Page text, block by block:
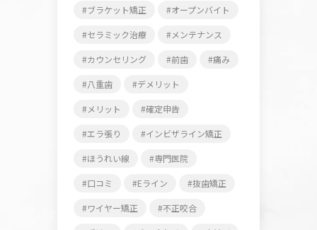
ブラケット矯正 オープンバイト
セラミック治療 メンテナンス
カウンセリング 前歯 痛み
八重歯 デメリット
メリット 確定申告
エラ張り インビザライン矯正
ほうれい線 専門医院
口コミ Eライン 抜歯矯正
ワイヤー矯正 不正咬合